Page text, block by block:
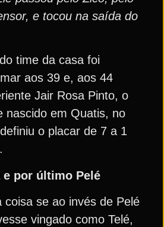
e tocou na saída do
time da casa foi
aos 39 e, aos 44
Jair Rosa Pinto, o
nascido em Quatis, no
o placar de 7 a 1
e por último Pelé
coisa se ao invés de Pelé
vingado como Telé,